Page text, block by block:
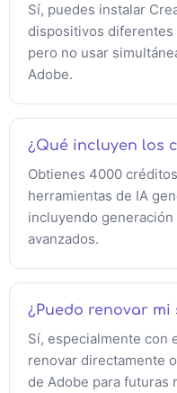
Sí, puedes instalar
dispositivos diferentes
pero no usar
Adobe.
¿Qué incluyen los
Obtienes 4000
herramientas de IA
incluyendo
avanzados.
¿Puedo renovar
Sí, especialmente con
renovar directamente
de Adobe para futuras